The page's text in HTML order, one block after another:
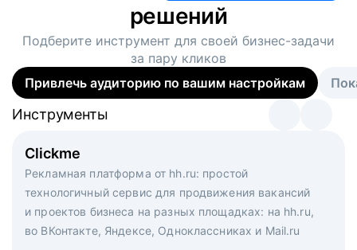
решений
Подберите инструмент для своей бизнес-задачи
за пару кликов
Привлечь аудиторию по вашим настройкам
Clickme
Рекламная платформа от hh.ru: простой
технологичный сервис для продвижения вакансий
и проектов бизнеса на разных площадках: на hh.ru,
во ВКонтакте, Яндексе, Одноклассниках и Mail.ru
Инструменты
Вакансия дня
Рекламный формат для вакансий на главной странице
hh.ru. Увеличивает количество откликов
Инструменты
Массовый подбор под ключ. Решите, сколько
кандидатов и когда вам нужно, и за дело возьмутся
маркетологи, рекрутеры и проектные менеджеры
hh.ru с целым набором digital-инструментов
Инструменты